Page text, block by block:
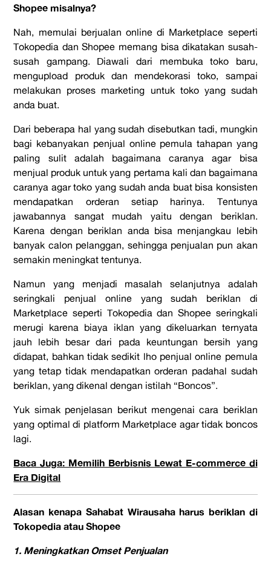
Shopee misalnya?
Nah, memulai berjualan online di Marketplace seperti
Tokopedia dan Shopee memang bisa dikatakan susah-
susah gampang. Diawali dari membuka toko baru,
mengupload produk dan mendekorasi toko, sampai
melakukan proses marketing untuk toko yang sudah
anda buat.
Dari beberapa hal yang sudah disebutkan tadi, mungkin
bagi kebanyakan penjual online pemula tahapan yang
paling sulit adalah bagaimana caranya agar bisa
menjual produk untuk yang pertama kali dan bagaimana
caranya agar toko yang sudah anda buat bisa konsisten
mendapatkan orderan setiap harinya. Tentunya
jawabannya sangat mudah yaitu dengan beriklan.
Karena dengan beriklan anda bisa menjangkau lebih
banyak calon pelanggan, sehingga penjualan pun akan
semakin meningkat tentunya.
Namun yang menjadi masalah selanjutnya adalah
seringkali penjual online yang sudah beriklan di
Marketplace seperti Tokopedia dan Shopee seringkali
merugi karena biaya iklan yang dikeluarkan ternyata
jauh lebih besar dari pada keuntungan bersih yang
didapat, bahkan tidak sedikit lho penjual online pemula
yang tetap tidak mendapatkan orderan padahal sudah
beriklan, yang dikenal dengan istilah “Boncos”.
Yuk simak penjelasan berikut mengenai cara beriklan
yang optimal di platform Marketplace agar tidak boncos
lagi.
Baca Juga: Memilih Berbisnis Lewat E-commerce di
Era Digital
Alasan kenapa Sahabat Wirausaha harus beriklan di
Tokopedia atau Shopee
1. Meningkatkan Omset Penjualan